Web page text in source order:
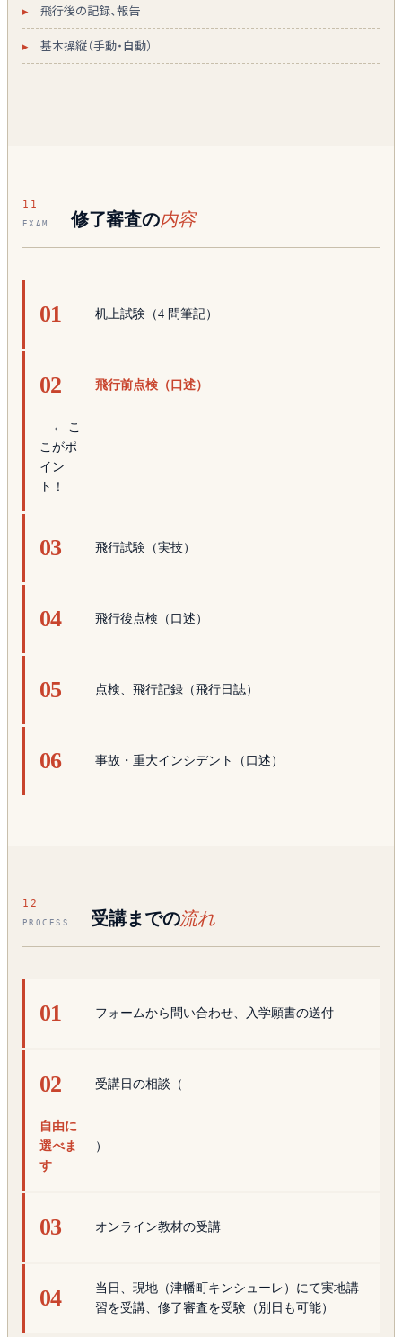
飛行後の記録、報告
基本操縦（手動・自動）
11
EXAM 修了審査の内容
机上試験（4 問筆記）
飛行前点検（口述）
← こ
こがポ
イン
ト！
飛行試験（実技）
飛行後点検（口述）
点検、飛行記録（飛行日誌）
事故・重大インシデント（口述）
12
PROCESS 受講までの流れ
フォームから問い合わせ、入学願書の送付
受講日の相談（
自由に
選べま
す
）
オンライン教材の受講
当日、現地（津幡町キンシューレ）にて実地講
習を受講、修了審査を受験（別日も可能）